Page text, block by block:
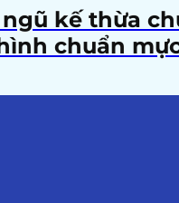
kế thừa
chuẩn